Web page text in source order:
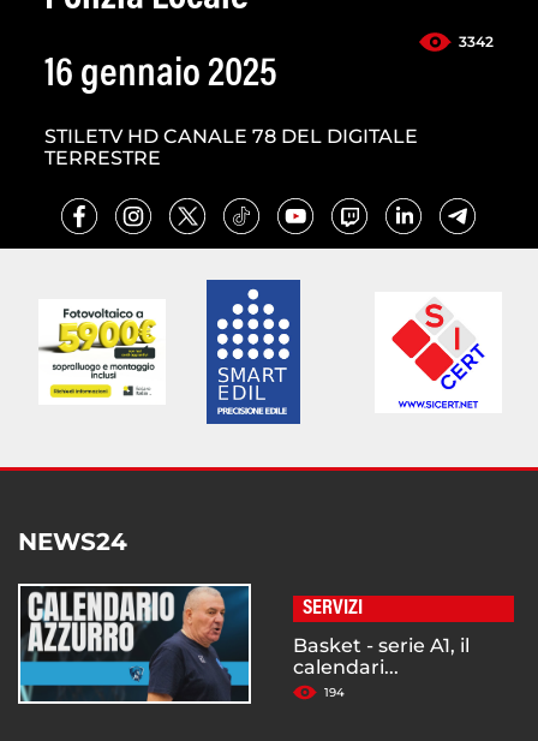
3342
16 gennaio 2025
STILETV HD CANALE 78 DEL DIGITALE
TERRESTRE
NEWS24
SERVIZI
Basket - serie A1, il
calendari...
194